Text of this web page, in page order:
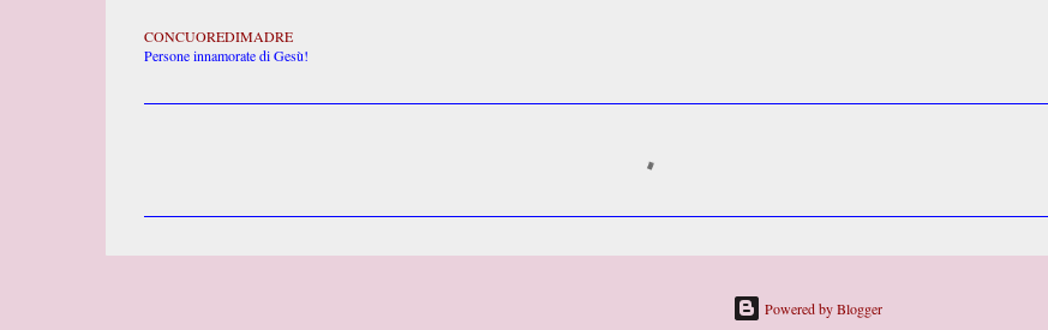
CONCUOREDIMADRE
Persone innamorate di Gesù!
n
Powered by Blogger